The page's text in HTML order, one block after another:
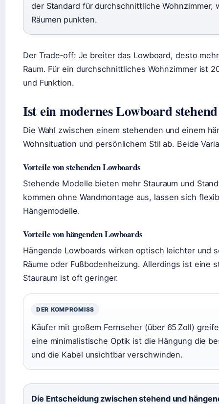
der Standard für durchschnittliche
Räumen punkten.
Der Trade‑off: Je breiter das Lowboard, desto
Raum. Für ein durchschnittliches Wohnzimmer ist
und Funktion.
Ist ein modernes Lowboard
Die Wahl zwischen einem stehenden und einem
Wohnsituation und persönlichem Stil ab. Beide
Vorteile von stehenden Lowboards
Stehende Modelle bieten mehr Stauraum und
kommen ohne Wandmontage aus, lassen sich
Hängemodelle.
Vorteile von hängenden Lowboards
Hängende Lowboards wirken optisch leichter und
Räume oder Fußbodenheizung. Allerdings ist eine
Stauraum ist oft geringer.
DER KOMPROMISS
Käufer mit großem Fernseher (über 65 Zoll)
eine minimalistische Optik ist die Hängung die
und die Kabel unsichtbar verschwinden.
Die Entscheidung zwischen stehend und